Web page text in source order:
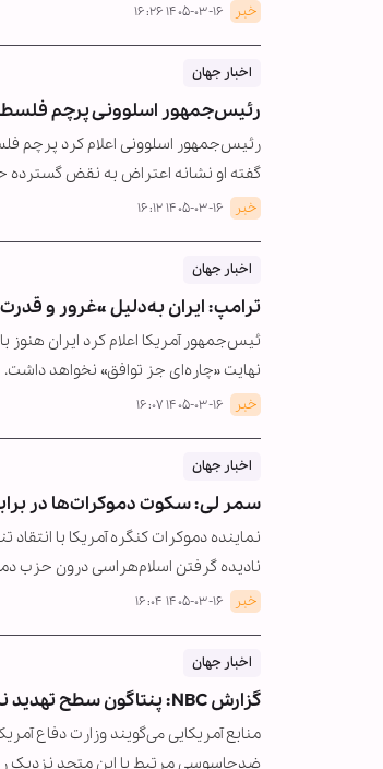
خبر ۱۴۰۵-۰۳-۱۶ ۱۶:۲۶
اخبار جهان
رئیس‌جمهور اسلوونی پرچم
رئیس‌جمهور اسلوونی اعلام کرد پرچم
گفته او نشانه اعتراض به نقض
خبر ۱۴۰۵-۰۳-۱۶ ۱۶:۱۲
اخبار جهان
ترامپ: ایران به‌دلیل «غرور و
ئیس‌جمهور آمریکا اعلام کرد ایران هنوز
نهایت «چاره‌ای جز توافق» نخواهد داشت.
خبر ۱۴۰۵-۰۳-۱۶ ۱۶:۰۷
اخبار جهان
سمر لی: سکوت دموکرات‌ها در
نماینده دموکرات کنگره آمریکا با
نادیده گرفتن اسلام‌هراسی درون حزب
خبر ۱۴۰۵-۰۳-۱۶ ۱۶:۰۴
اخبار جهان
گزارش NBC: پنتاگون سطح تهدید ناشی از جاسوسی اسرائیل علیه آمریکا را «بحرانی» اعلام کرد
منابع آمریکایی می‌گویند وزارت دفاع
ضدجاسوسی مرتبط با این متحد نزدیک